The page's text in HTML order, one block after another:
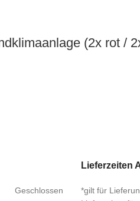
(2x rot /
Geschlossen
Lieferzeiten
*gilt für